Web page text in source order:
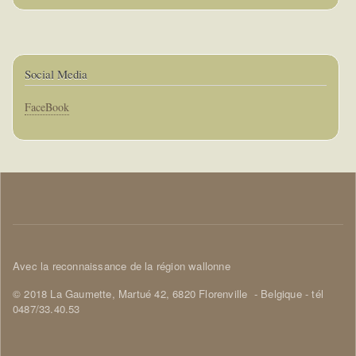
Social Media
Corps
FaceBook
Corps
Avec la reconnaissance de la région wallonne
© 2018 La Gaumette, Martué 42, 6820 Florenville - Belgique - tél
0487/33.40.53